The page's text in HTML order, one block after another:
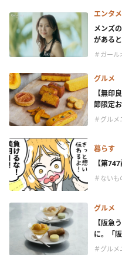
エンタメ
メンズ
がある
＃ガール
グルメ
【無印
節限定
＃グルメ
暮らす
【第
＃ないも
グルメ
【阪急
に。「
＃グルメ